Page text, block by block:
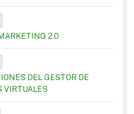
2.0
DEL GESTOR DE
VIRTUALES